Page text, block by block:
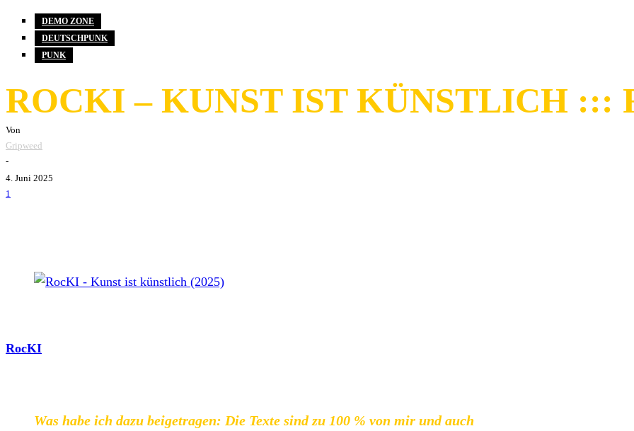
DEMO ZONE
DEUTSCHPUNK
PUNK
ROCKI – KUNST IST KÜNSTLICH :::
Von
Gripweed
-
4. Juni 2025
1
RocKI
Was habe ich dazu beigetragen: Die Texte sind zu 100 % von mir und auch